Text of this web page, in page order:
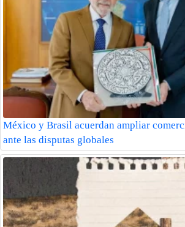
México y Brasil acuerdan ampliar
ante las disputas globales